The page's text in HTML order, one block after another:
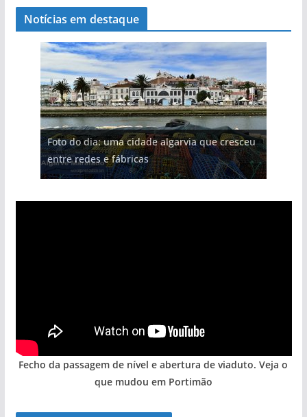
Notícias em destaque
Foto do dia: uma cidade algarvia que cresceu
entre redes e fábricas
Tempestades roubam areia de praias e põem
arribas em risco no Algarve (com vídeo)
Projeto milionário: investimento de 108
milhões de euros na construção de dois
hotéis (com vídeo)
Tapas do mar a 3 euros cada. Nova rota
gastronómica nasce no Algarve
Milagre da água. Fontes emblemáticas do
Algarve voltam a ter vida (com vídeo)
Fecho da passagem de nível e abertura de viaduto. Veja o
que mudou em Portimão